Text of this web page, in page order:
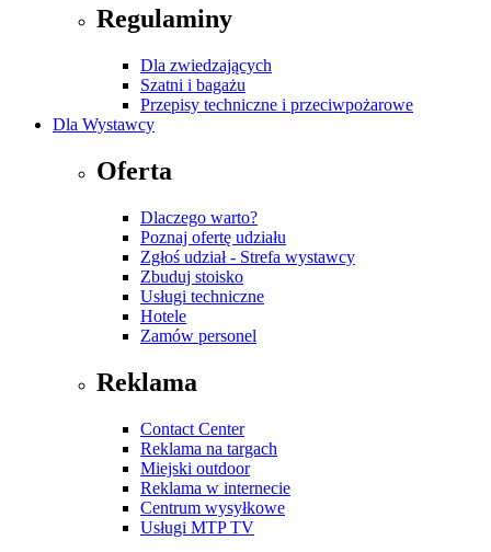
Regulaminy
Dla zwiedzających
Szatni i bagażu
Przepisy techniczne i przeciwpożarowe
Dla Wystawcy
Oferta
Dlaczego warto?
Poznaj ofertę udziału
Zgłoś udział - Strefa wystawcy
Zbuduj stoisko
Usługi techniczne
Hotele
Zamów personel
Reklama
Contact Center
Reklama na targach
Miejski outdoor
Reklama w internecie
Centrum wysyłkowe
Usługi MTP TV